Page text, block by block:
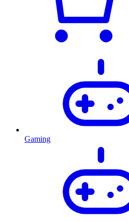
Gaming